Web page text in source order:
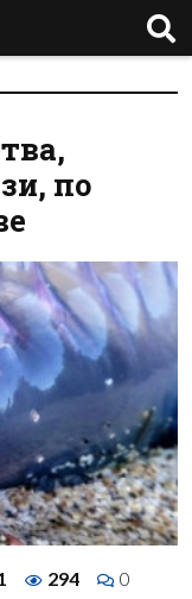
по
294 0